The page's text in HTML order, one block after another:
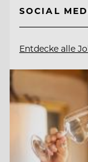
SOCIAL
Entdecke alle